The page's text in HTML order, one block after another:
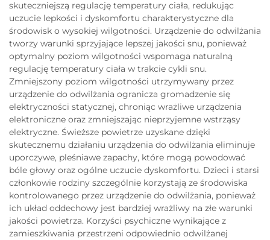
skuteczniejszą regulację temperatury ciała, redukując
uczucie lepkości i dyskomfortu charakterystyczne dla
środowisk o wysokiej wilgotności. Urządzenie do odwilżania
tworzy warunki sprzyjające lepszej jakości snu, ponieważ
optymalny poziom wilgotności wspomaga naturalną
regulację temperatury ciała w trakcie cykli snu.
Zmniejszony poziom wilgotności utrzymywany przez
urządzenie do odwilżania ogranicza gromadzenie się
elektryczności statycznej, chroniąc wrażliwe urządzenia
elektroniczne oraz zmniejszając nieprzyjemne wstrząsy
elektryczne. Świeższe powietrze uzyskane dzięki
skutecznemu działaniu urządzenia do odwilżania eliminuje
uporczywe, pleśniawe zapachy, które mogą powodować
bóle głowy oraz ogólne uczucie dyskomfortu. Dzieci i starsi
członkowie rodziny szczególnie korzystają ze środowiska
kontrolowanego przez urządzenie do odwilżania, ponieważ
ich układ oddechowy jest bardziej wrażliwy na złe warunki
jakości powietrza. Korzyści psychiczne wynikające z
zamieszkiwania przestrzeni odpowiednio odwilżanej